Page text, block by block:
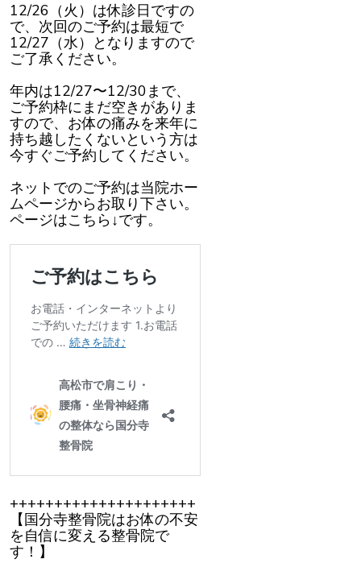
12/26（火）は休診日ですの
で、次回のご予約は最短で
12/27（水）となりますので
ご了承ください。
年内は12/27〜12/30まで、
ご予約枠にまだ空きがありま
すので、お体の痛みを来年に
持ち越したくないという方は
今すぐご予約してください。
ネットでのご予約は当院ホー
ムページからお取り下さい。
ページはこちら↓です。
+++++++++++++++++++++
【国分寺整骨院はお体の不安
を自信に変える整骨院で
す！】